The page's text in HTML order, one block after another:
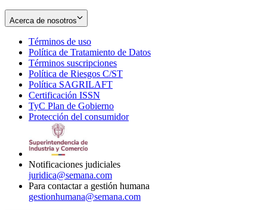
Acerca de nosotros
Términos de uso
in
new
window
Política de Tratamiento de Datos
Términos suscripciones
in
Política de Riesgos C/ST
Política SAGRILAFT
new
window
Certificación ISSN
in
new
TyC Plan de Gobierno
in
Protección del consumidorOpens
Notificaciones judiciales
juridica@semana.com
Para contactar a gestión humana
gestionhumana@semana.com